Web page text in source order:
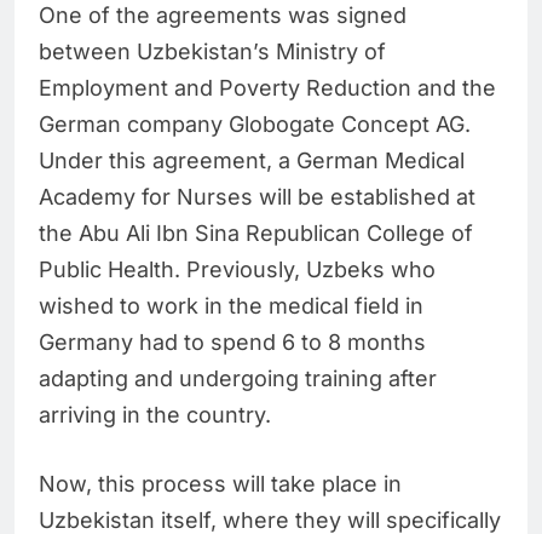
One of the agreements was signed
between Uzbekistan’s Ministry of
Employment and Poverty Reduction and the
German company Globogate Concept AG.
Under this agreement, a German Medical
Academy for Nurses will be established at
the Abu Ali Ibn Sina Republican College of
Public Health. Previously, Uzbeks who
wished to work in the medical field in
Germany had to spend 6 to 8 months
adapting and undergoing training after
arriving in the country.
Now, this process will take place in
Uzbekistan itself, where they will specifically